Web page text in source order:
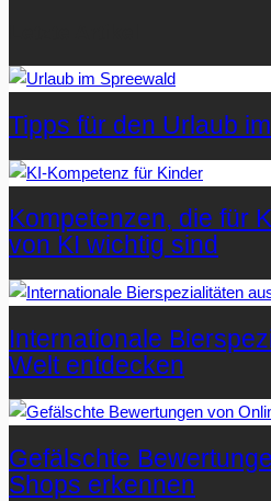
Tipps für den Urlaub
Kompetenzen, die für
von KI wichtig sind
Internationale
Welt entdecken
Gefälschte
Shops erkennen